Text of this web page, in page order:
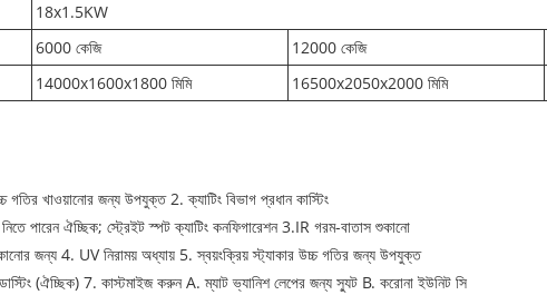
18x1.5KW
6000 কেজি 12000 কেজি
14000x1600x1800 মিমি 16500x2050x2000 মিমি
গতির খাওয়ানোর জন্য উপযুক্ত 2. ক্যাটিং বিভাগ প্রধান কাস্টিং
নিতে পারেন ঐচ্ছিক; স্ট্রেইট স্পট ক্যাটিং কনফিগারেশন 3.IR গরম-বাতাস শুকানো
জন্য 4. UV নিরাময় অধ্যায় 5. স্বয়ংক্রিয় স্ট্যাকার উচ্চ গতির জন্য উপযুক্ত
(ঐচ্ছিক) 7. কাস্টমাইজ করুন A. ম্যাট ভ্যানিশ লেপের জন্য স্যুট B. করোনা ইউনিট সি